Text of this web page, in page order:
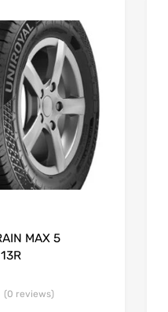
MAX 5
(0 reviews)